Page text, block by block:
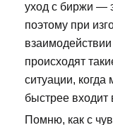
уход с биржи —
поэтому при
происходят
ситуации,
быстрее входит
Помню, как с